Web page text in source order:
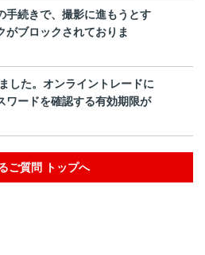
手続きで、撮影に進もうとす
がブロックされておりま
した。オンライントレードに
ワードを確認する有効期限が
ご質問 トップへ